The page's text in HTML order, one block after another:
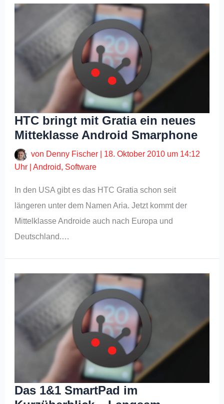
HTC bringt mit Gratia ein neues
Mitteklasse Android Smarphone
von Denny Fischer
18. Oktober 2010 um 14:12
Uhr |Android, Software
In den USA gibt es das HTC Gratia schon seit
längeren unter dem Namen Aria. Jetzt kommt der
Mittelklasse Androide auch nach Europa und
Deutschland.…
Das 1&1 SmartPad im